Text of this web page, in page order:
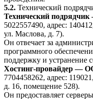
5.2. Технический
Технический
5022557490, адрес:
ул. Маслова, д. 7).
Он отвечает за
программного
поддержку и устранение
Хостинг-провайдер —
7704458262, адрес:
д. 16, помещение 528).
Он предоставляет